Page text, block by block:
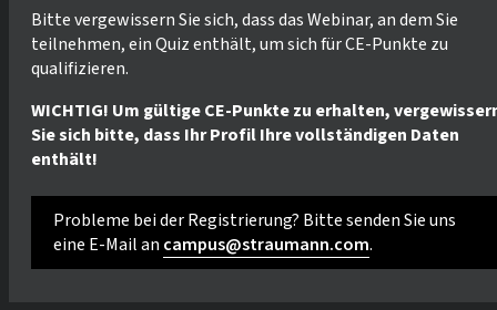
Bitte vergewissern Sie sich, dass das Webinar, an dem Sie
teilnehmen, ein Quiz enthält, um sich für CE-Punkte zu
qualifizieren.
WICHTIG! Um gültige CE-Punkte zu erhalten,
Sie sich bitte, dass Ihr Profil Ihre vollständigen Daten
enthält!
Probleme bei der Registrierung? Bitte senden Sie uns
eine E-Mail an campus@straumann.com.